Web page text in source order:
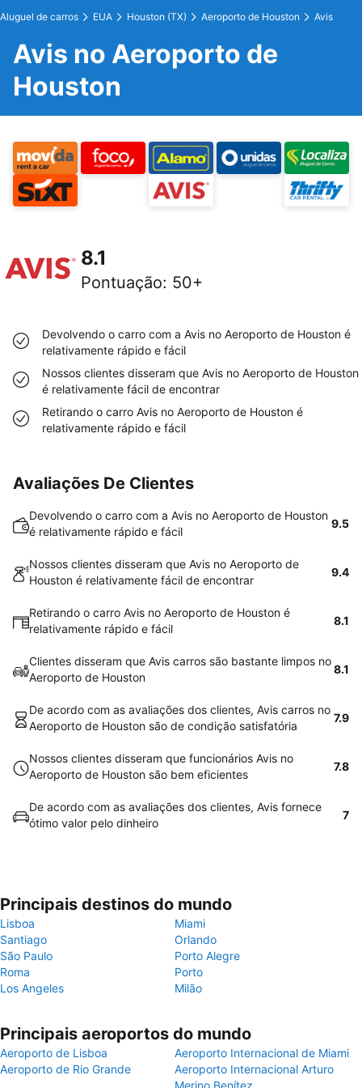
Aluguel de carros EUA Houston (TX) Aeroporto de Houston Avis
Avis no Aeroporto de
Houston
8.1
Pontuação: 50+
Devolvendo o carro com a Avis no Aeroporto de Houston é
relativamente rápido e fácil
Nossos clientes disseram que Avis no Aeroporto de Houston
é relativamente fácil de encontrar
Retirando o carro Avis no Aeroporto de Houston é
relativamente rápido e fácil
Avaliações De Clientes
Devolvendo o carro com a Avis no Aeroporto de Houston
é relativamente rápido e fácil
9.5
Nossos clientes disseram que Avis no Aeroporto de
Houston é relativamente fácil de encontrar
9.4
Retirando o carro Avis no Aeroporto de Houston é
relativamente rápido e fácil
8.1
Clientes disseram que Avis carros são bastante limpos no
Aeroporto de Houston
8.1
De acordo com as avaliações dos clientes, Avis carros no
Aeroporto de Houston são de condição satisfatória
7.9
Nossos clientes disseram que funcionários Avis no
Aeroporto de Houston são bem eficientes
7.8
De acordo com as avaliações dos clientes, Avis fornece
ótimo valor pelo dinheiro
7
Principais destinos do mundo
Lisboa
Miami
Santiago
Orlando
São Paulo
Porto Alegre
Roma
Porto
Los Angeles
Milão
Principais aeroportos do mundo
Aeroporto de Lisboa
Aeroporto Internacional de Miami
Aeroporto de Rio Grande
Aeroporto Internacional Arturo
Merino Benítez